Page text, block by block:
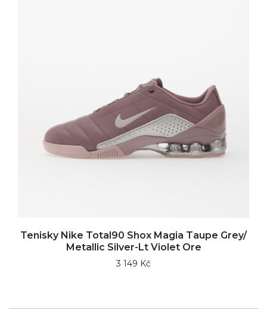
Tenisky Nike Total90 Shox Magia Taupe Grey/
Metallic Silver-Lt Violet Ore
3 149 Kč